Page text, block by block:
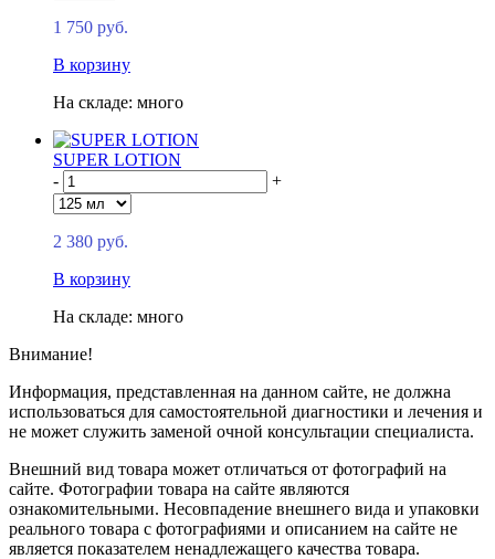
1 750 руб.
В корзину
На складе: много
SUPER LOTION
-
+
2 380 руб.
В корзину
На складе: много
Внимание!
Информация, представленная на данном сайте, не должна
использоваться для самостоятельной диагностики и лечения и
не может служить заменой очной консультации специалиста.
Внешний вид товара может отличаться от фотографий на
сайте. Фотографии товара на сайте являются
ознакомительными. Несовпадение внешнего вида и упаковки
реального товара с фотографиями и описанием на сайте не
является показателем ненадлежащего качества товара.